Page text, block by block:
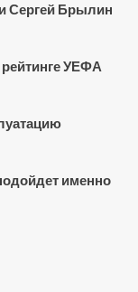
Сергей Брылин
УЕФА
именно